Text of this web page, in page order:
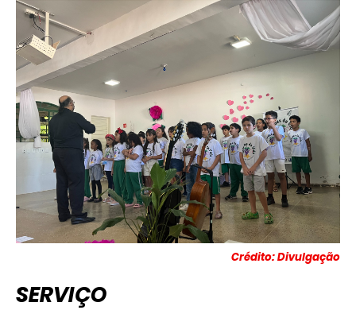
Crédito: Divulgação
SERVIÇO